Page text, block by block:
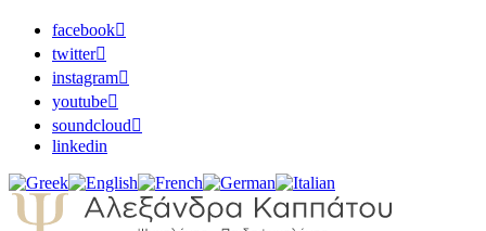
facebook
twitter
instagram
youtube
soundcloud
linkedin